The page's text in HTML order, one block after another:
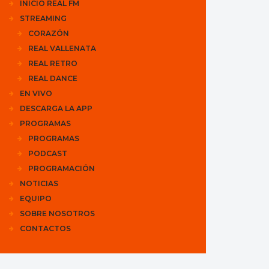
INICIO REAL FM
STREAMING
CORAZÓN
REAL VALLENATA
REAL RETRO
REAL DANCE
EN VIVO
DESCARGA LA APP
PROGRAMAS
PROGRAMAS
PODCAST
PROGRAMACIÓN
NOTICIAS
EQUIPO
SOBRE NOSOTROS
CONTACTOS